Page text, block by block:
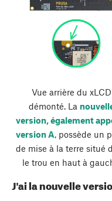
Vue arrière du xLCD
démonté. La
version, également
version A, possède un
de mise à la terre situé
le trou en haut à
J'ai la nouvelle